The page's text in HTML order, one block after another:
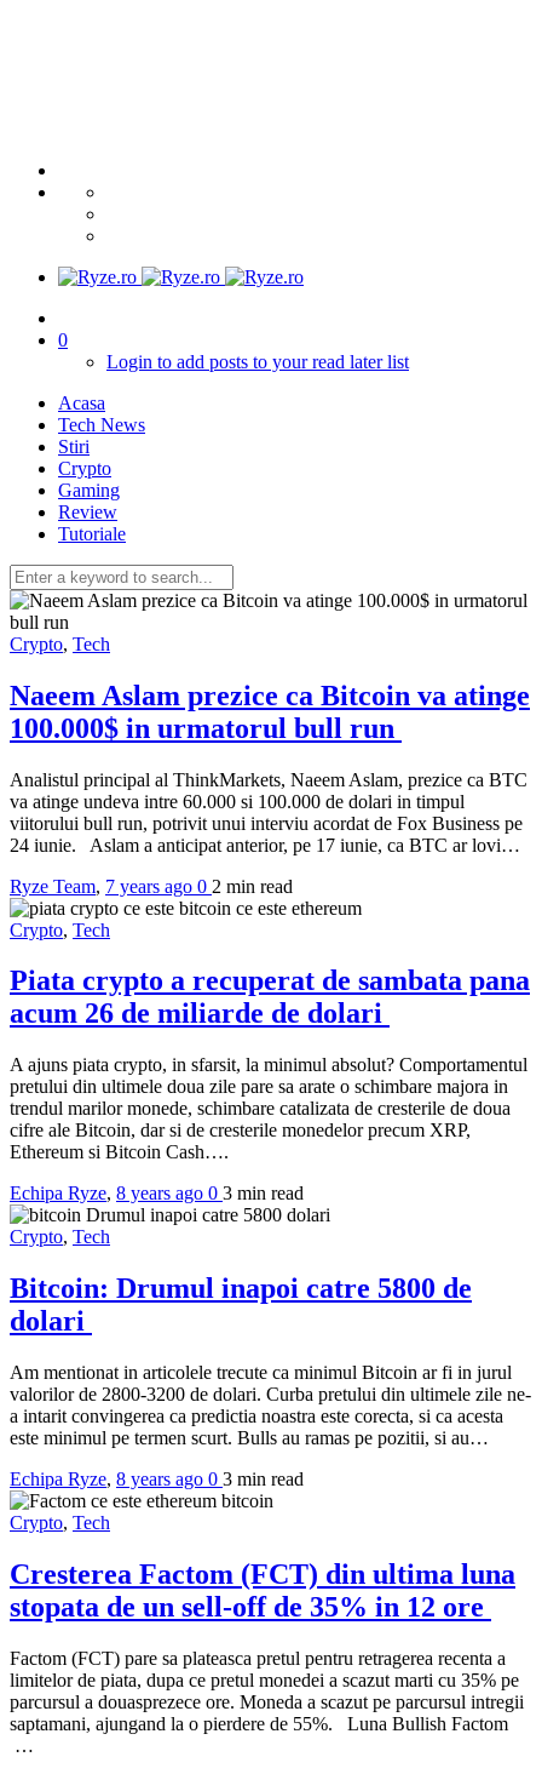
0
Login to add posts to your read later list
Acasa
Tech News
Stiri
Crypto
Gaming
Review
Tutoriale
Crypto, Tech
Naeem Aslam prezice ca Bitcoin va atinge
100.000$ in urmatorul bull run
Analistul principal al ThinkMarkets, Naeem Aslam, prezice ca BTC
va atinge undeva intre 60.000 si 100.000 de dolari in timpul
viitorului bull run, potrivit unui interviu acordat de Fox Business pe
24 iunie. Aslam a anticipat anterior, pe 17 iunie, ca BTC ar lovi…
Ryze Team, 7 years ago 0 2 min read
Crypto, Tech
Piata crypto a recuperat de sambata pana
acum 26 de miliarde de dolari
A ajuns piata crypto, in sfarsit, la minimul absolut? Comportamentul
pretului din ultimele doua zile pare sa arate o schimbare majora in
trendul marilor monede, schimbare catalizata de cresterile de doua
cifre ale Bitcoin, dar si de cresterile monedelor precum XRP,
Ethereum si Bitcoin Cash….
Echipa Ryze, 8 years ago 0 3 min read
Crypto, Tech
Bitcoin: Drumul inapoi catre 5800 de
dolari
Am mentionat in articolele trecute ca minimul Bitcoin ar fi in jurul
valorilor de 2800-3200 de dolari. Curba pretului din ultimele zile ne-
a intarit convingerea ca predictia noastra este corecta, si ca acesta
este minimul pe termen scurt. Bulls au ramas pe pozitii, si au…
Echipa Ryze, 8 years ago 0 3 min read
Crypto, Tech
Cresterea Factom (FCT) din ultima luna
stopata de un sell-off de 35% in 12 ore
Factom (FCT) pare sa plateasca pretul pentru retragerea recenta a
limitelor de piata, dupa ce pretul monedei a scazut marti cu 35% pe
parcursul a douasprezece ore. Moneda a scazut pe parcursul intregii
saptamani, ajungand la o pierdere de 55%. Luna Bullish Factom
…